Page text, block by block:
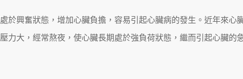
於興奮狀態，增加心臟負擔，容易引起心臟病的發生。近年來心
力大，經常熬夜，使心臟長期處於強負荷狀態，繼而引起心臟的